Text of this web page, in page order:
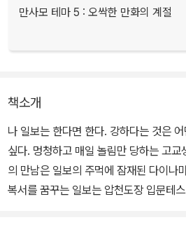
만사모 테마 5 : 오싹한 만화의 계절
책소개
나 일보는 한다면 한다. 강하다는 것은
싶다. 멍청하고 매일 놀림만 당하는 고
의 만남은 일보의 주먹에 잠재된 다이나
복서를 꿈꾸는 일보는 압천도장 입문테